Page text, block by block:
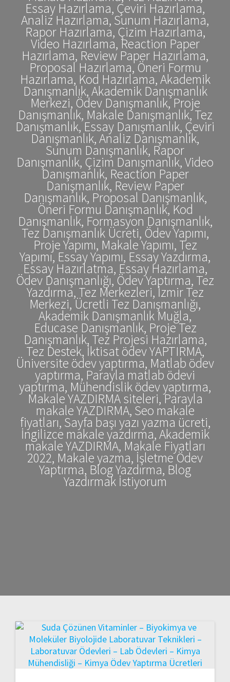
Essay Hazırlama, Çeviri Hazırlama,
Analiz Hazırlama, Sunum Hazırlama,
Rapor Hazırlama, Çizim Hazırlama,
Video Hazırlama, Reaction Paper
Hazırlama, Review Paper Hazırlama,
Proposal Hazırlama, Öneri Formu
Hazırlama, Kod Hazırlama, Akademik
Danışmanlık, Akademik Danışmanlık
Merkezi, Ödev Danışmanlık, Proje
Danışmanlık, Makale Danışmanlık, Tez
Danışmanlık, Essay Danışmanlık, Çeviri
Danışmanlık, Analiz Danışmanlık,
Sunum Danışmanlık, Rapor
Danışmanlık, Çizim Danışmanlık, Video
Danışmanlık, Reaction Paper
Danışmanlık, Review Paper
Danışmanlık, Proposal Danışmanlık,
Öneri Formu Danışmanlık, Kod
Danışmanlık, Formasyon Danışmanlık,
Tez Danışmanlık Ücreti, Ödev Yapımı,
Proje Yapımı, Makale Yapımı, Tez
Yapımı, Essay Yapımı, Essay Yazdırma,
Essay Hazırlatma, Essay Hazırlama,
Ödev Danışmanlığı, Ödev Yaptırma, Tez
Yazdırma, Tez Merkezleri, İzmir Tez
Merkezi, Ücretli Tez Danışmanlığı,
Akademik Danışmanlık Muğla,
Educase Danışmanlık, Proje Tez
Danışmanlık, Tez Projesi Hazırlama,
Tez Destek, İktisat ödev YAPTIRMA,
Üniversite ödev yaptırma, Matlab ödev
yaptırma, Parayla matlab ödevi
yaptırma, Mühendislik ödev yaptırma,
Makale YAZDIRMA siteleri, Parayla
makale YAZDIRMA, Seo makale
fiyatları, Sayfa başı yazı yazma ücreti,
İngilizce makale yazdırma, Akademik
makale YAZDIRMA, Makale Fiyatları
2022, Makale yazma, İşletme Ödev
Yaptırma, Blog Yazdırma, Blog
Yazdırmak İstiyorum